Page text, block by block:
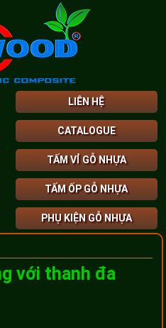
LIÊN HỆ
CATALOGUE
TẤM VỈ GỖ NHỰA
TẤM ỐP GỖ NHỰA
PHỤ KIỆN GỖ NHỰA
với thanh đa